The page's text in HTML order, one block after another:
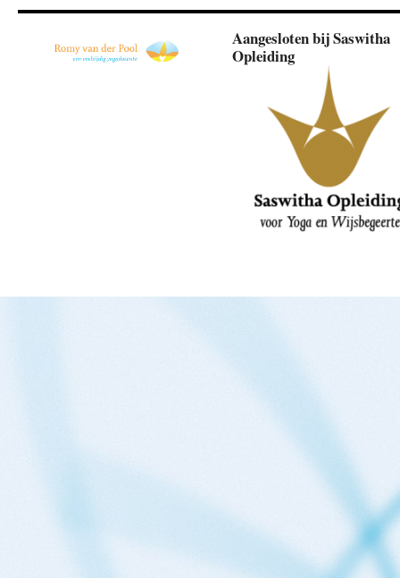
Aangesloten bij Saswitha
Opleiding